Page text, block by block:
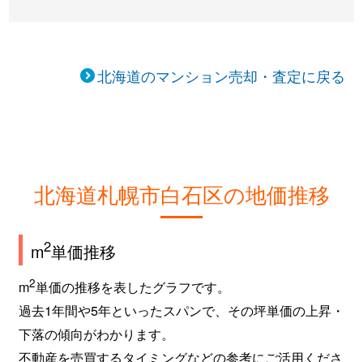
北海道のマンション売却・査定に戻る
北海道札幌市白石区の地価推移
m2単価推移
m2単価の推移を表したグラフです。
過去1年間や5年といったスパンで、その坪単価の上昇・
下落の傾向がわかります。
不動産を売買するタイミングなどの参考にご活用くださ